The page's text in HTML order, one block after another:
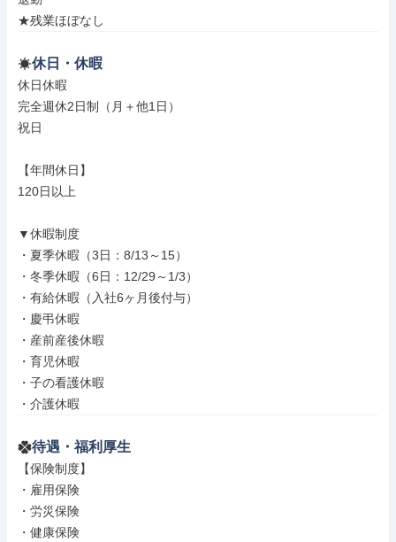
★残業ほぼなし
休日・休暇
休日休暇
完全週休2日制（月＋他1日）
祝日
【年間休日】
120日以上
▼休暇制度
・夏季休暇（3日：8/13～15）
・冬季休暇（6日：12/29～1/3）
・有給休暇（入社6ヶ月後付与）
・慶弔休暇
・産前産後休暇
・育児休暇
・子の看護休暇
・介護休暇
待遇・福利厚生
【保険制度】
・雇用保険
・労災保険
・健康保険